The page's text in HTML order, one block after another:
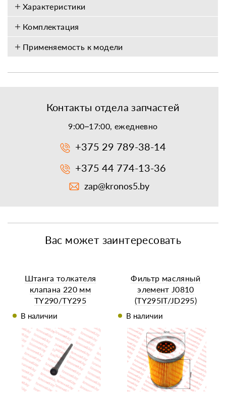
Характеристики
Комплектация
Применяемость к модели
Контакты отдела запчастей
9:00–17:00, ежедневно
+375 29 789-38-14
+375 44 774-13-36
zap@kronos5.by
Вас может заинтересовать
Штанга толкателя
клапана 220 мм
TY290/TY295
В наличии
Фильтр масляный
элемент J0810
(TY295IT/JD295)
В наличии